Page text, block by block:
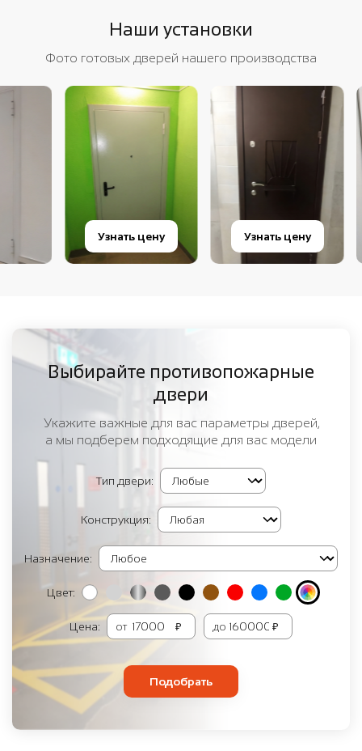
Наши установки
Фото готовых дверей нашего производства
Узнать цену Узнать цену
Выбирайте противопожарные
двери
Укажите важные для вас параметры дверей,
а мы подберем подходящие для вас модели
Тип двери:
Конструкция:
Назначение:
Цвет:
Цена: от ₽ до ₽
Подобрать